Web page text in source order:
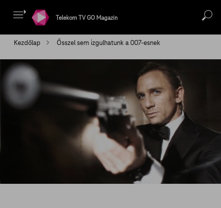
Telekom TV GO Magazin
Kezdőlap Ősszel sem izgulhatunk a 007-esnek